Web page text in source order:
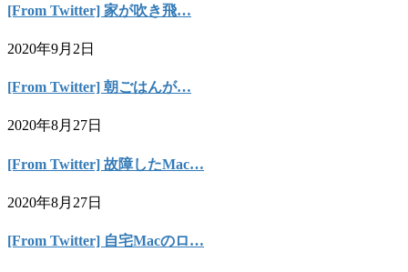
[From Twitter] 家が吹き飛…
2020年9月2日
[From Twitter] 朝ごはんが…
2020年8月27日
[From Twitter] 故障したMac…
2020年8月27日
[From Twitter] 自宅Macのロ…